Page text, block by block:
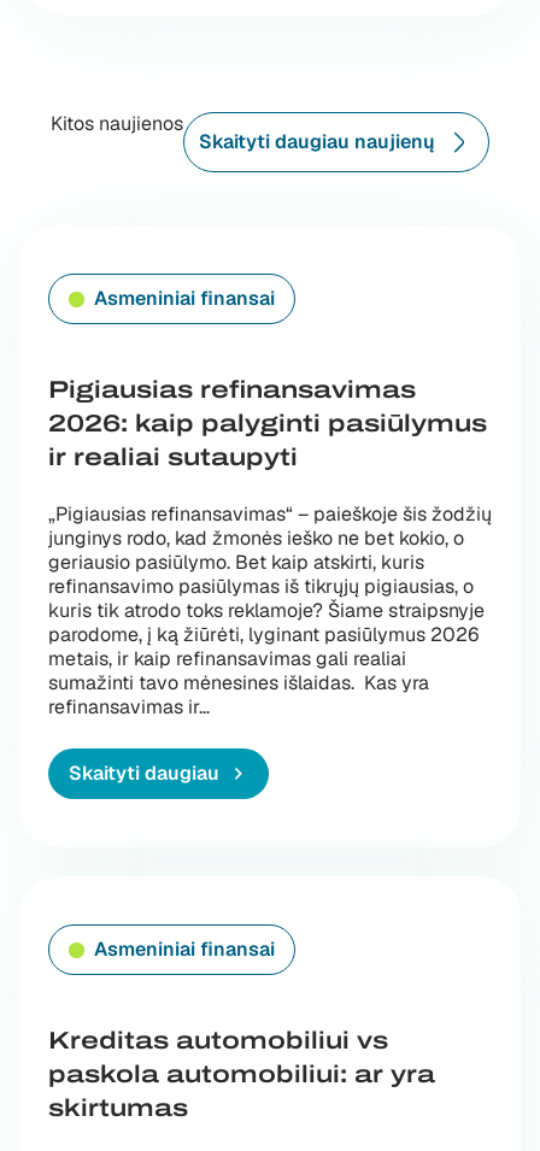
Kitos naujienos
Skaityti daugiau naujienų
Asmeniniai finansai
Pigiausias refinansavimas
2026: kaip palyginti pasiūlymus
ir realiai sutaupyti
„Pigiausias refinansavimas“ – paieškoje šis žodžių
junginys rodo, kad žmonės ieško ne bet kokio, o
geriausio pasiūlymo. Bet kaip atskirti, kuris
refinansavimo pasiūlymas iš tikrųjų pigiausias, o
kuris tik atrodo toks reklamoje? Šiame straipsnyje
parodome, į ką žiūrėti, lyginant pasiūlymus 2026
metais, ir kaip refinansavimas gali realiai
sumažinti tavo mėnesines išlaidas. Kas yra
refinansavimas ir…„Pigiausias refinansavimas 2026:
Skaityti daugiau
Asmeniniai finansai
Kreditas automobiliui vs
paskola automobiliui: ar yra
skirtumas